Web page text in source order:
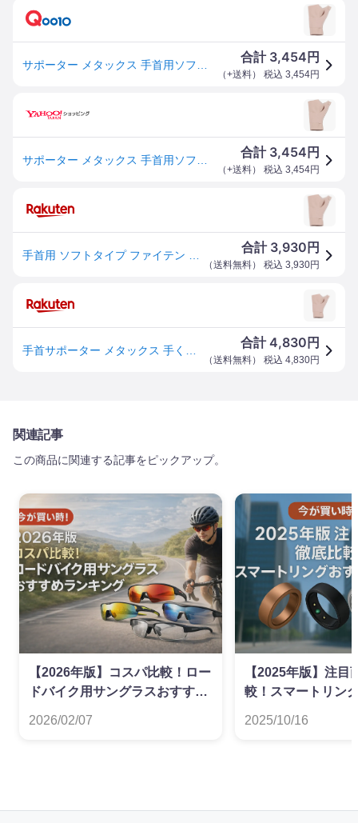
合計 3,454 円
（+送料） 税込 3,454円
合計 3,454 円
（+送料） 税込 3,454円
合計 3,930 円
（送料無料） 税込 3,930円
合計4,830 円
（送料無料） 税込 4,830円
関連記事
この商品に関連する記事をピックアップ。
【2026年版】コスパ比較！ロー
ドバイク用サングラスおすすめ
2026/02/07
【2025年版】注目
較！スマートリン
2025/10/16